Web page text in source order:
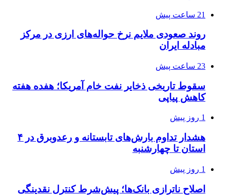
21 ساعت پیش
روند صعودی ملایم نرخ حواله‌های ارزی در مرکز
مبادله ایران
23 ساعت پیش
سقوط تاریخی ذخایر نفت خام آمریکا؛ هفده هفته
کاهش پیاپی
1 روز پیش
هشدار تداوم بارش‌های تابستانه و رعدوبرق در ۴
استان تا چهارشنبه
1 روز پیش
اصلاح ناترازی بانک‌ها؛ پیش‌شرط کنترل نقدینگی